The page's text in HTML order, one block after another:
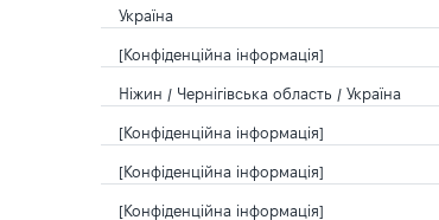
Україна
[Конфіденційна інформація]
Ніжин / Чернігівська область / Україна
[Конфіденційна інформація]
[Конфіденційна інформація]
[Конфіденційна інформація]